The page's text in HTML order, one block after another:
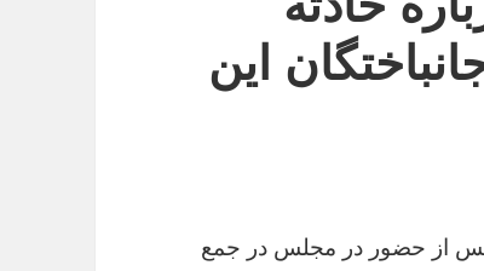
پس از حضور در مجلس در جمع